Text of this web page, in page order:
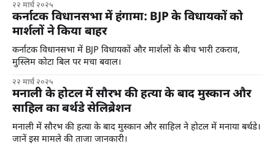
२२ मार्च २०२५
कर्नाटक विधानसभा में हंगामा: BJP के विधायकों को
मार्शलों ने किया बाहर
कर्नाटक विधानसभा में BJP विधायकों और मार्शलों के बीच भारी टकराव,
मुस्लिम कोटा बिल पर मचा बवाल।
२२ मार्च २०२५
मनाली के होटल में सौरभ की हत्या के बाद मुस्कान और
साहिल का बर्थडे सेलिब्रेशन
मनाली में सौरभ की हत्या के बाद मुस्कान और साहिल ने होटल में मनाया बर्थडे।
जानें इस मामले की ताजा जानकारी।